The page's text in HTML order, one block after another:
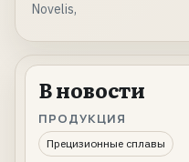
Novelis,
В новости
ПРОДУКЦИЯ
Прецизионные сплавы